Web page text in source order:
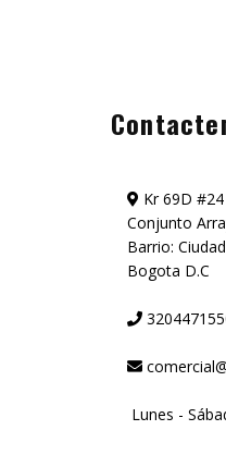
Kr 69D
Conjunto
Barrio:
Bogota D.C
Lunes -